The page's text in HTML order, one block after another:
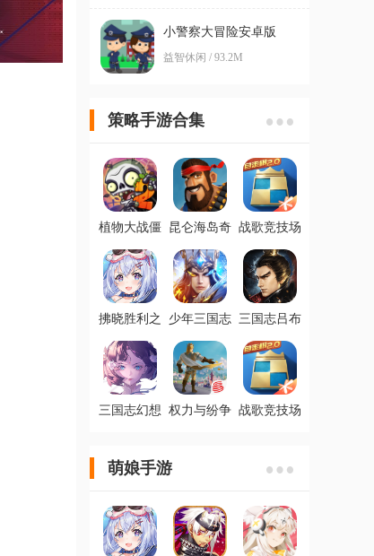
小警察大冒险安卓版
益智休闲 / 93.2M
策略手游合集
植物大战僵 昆仑海岛奇 战歌竞技场
拂晓胜利之
少年三国志 三国志吕布
三国志幻想 权力与纷争 战歌竞技场
萌娘手游